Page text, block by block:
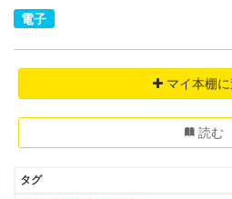
電子
マイ本棚に
読む
タグ